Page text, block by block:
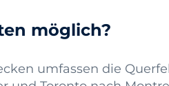
möglich?
umfassen die